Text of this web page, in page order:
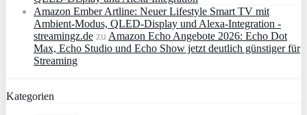
Amazon Ember Artline: Neuer Lifestyle Smart TV mit
Ambient‑Modus, QLED‑Display und Alexa‑Integration -
streamingz.de zuAmazon Echo Angebote 2026: Echo Dot
Max, Echo Studio und Echo Show jetzt deutlich günstiger für
Streaming
Kategorien